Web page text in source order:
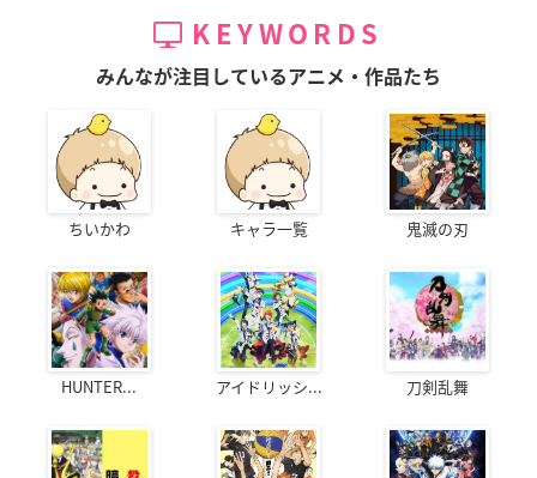
KEYWORDS
みんなが注目しているアニメ・作品たち
ちいかわ キャラ一覧 鬼滅の刃
HUNTER... アイドリッシ... 刀剣乱舞